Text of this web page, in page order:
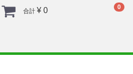
0
合計 ¥ 0